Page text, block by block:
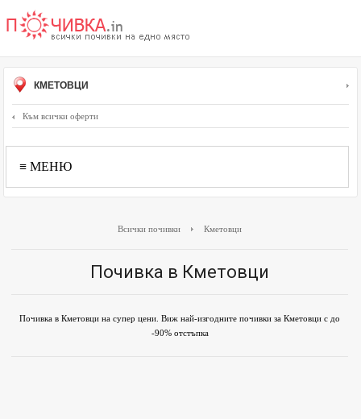
КМЕТОВЦИ
Към всички оферти
≡ МЕНЮ
Всички почивки Кметовци
Почивка в Кметовци
Почивка в Кметовци на супер цени. Виж най-изгодните почивки за Кметовци с до
-90% отстъпка